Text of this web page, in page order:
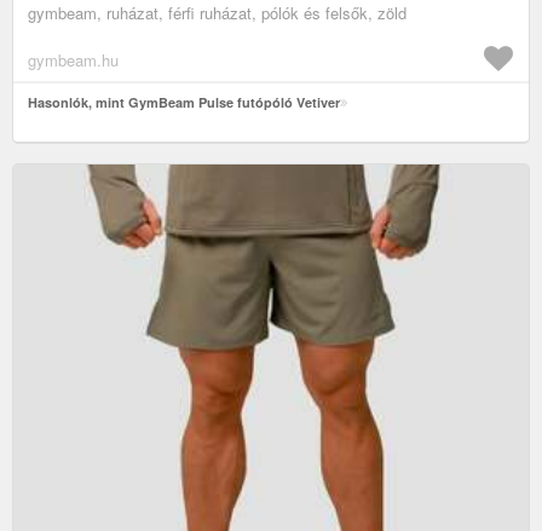
gymbeam, ruházat, férfi ruházat, pólók és felsők, zöld
gymbeam.hu
Hasonlók, mint GymBeam Pulse futópóló Vetiver